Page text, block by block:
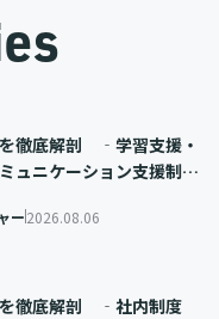
徹底解剖 ‐学習支援・
ュニケーション支援制度
ー2026.08.06
徹底解剖 ‐社内制度